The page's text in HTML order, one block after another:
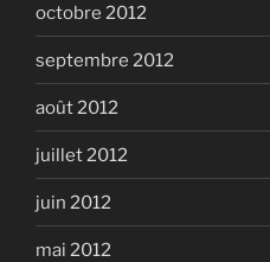
octobre 2012
septembre 2012
août 2012
juillet 2012
juin 2012
mai 2012